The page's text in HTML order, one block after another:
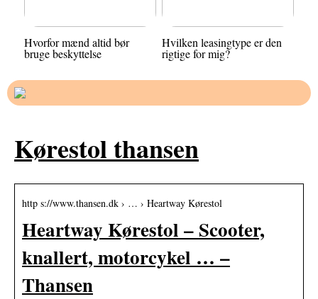
Hvorfor mænd altid bør
bruge beskyttelse
Hvilken leasingtype er den
rigtige for mig?
Kørestol thansen
http s://www.thansen.dk › … › Heartway Kørestol
Heartway Kørestol – Scooter,
knallert, motorcykel … –
Thansen